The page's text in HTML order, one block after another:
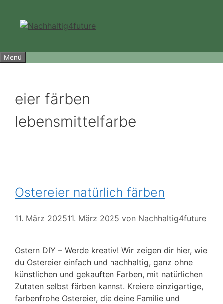
springen
Menü
eier färben
lebensmittelfarbe
Ostereier natürlich färben
11. März 202511. März 2025 von Nachhaltig4future
Ostern DIY – Werde kreativ! Wir zeigen dir hier, wie
du Ostereier einfach und nachhaltig, ganz ohne
künstlichen und gekauften Farben, mit natürlichen
Zutaten selbst färben kannst. Kreiere einzigartige,
farbenfrohe Ostereier, die deine Familie und